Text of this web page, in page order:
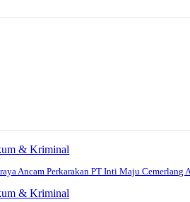
& Kriminal
Ancam Perkarakan PT Inti Maju
& Kriminal